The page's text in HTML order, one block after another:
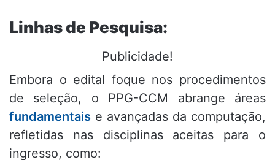
Linhas de Pesquisa:
Publicidade!
Embora o edital foque nos procedimentos
de seleção, o PPG-CCM abrange áreas
fundamentais e avançadas da computação,
refletidas nas disciplinas aceitas para o
ingresso, como: